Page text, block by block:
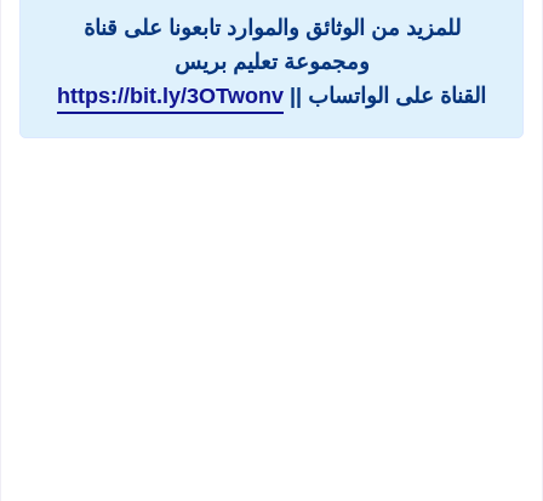
للمزيد من الوثائق والموارد تابعونا على قناة
ومجموعة تعليم بريس
القناة على الواتساب || https://bit.ly/3OTwonv